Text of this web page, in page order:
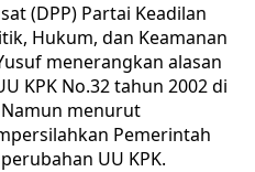
(DPP) Partai Keadilan
Hukum, dan Keamanan
menerangkan alasan
KPK No.32 tahun 2002 di
Namun menurut
Pemerintah
UU KPK.